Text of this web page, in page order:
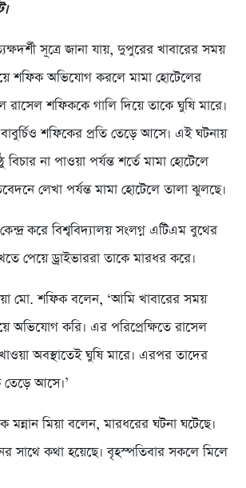
সূত্রে জানা যায়, দুপুরের খাবারের সময়
শফিক অভিযোগ করলে মামা হোটেলের
রাসেল শফিককে গালি দিয়ে তাকে ঘুষি মারে।
শফিকের প্রতি তেড়ে আসে। এই ঘটনায়
বিচার না পাওয়া পর্যন্ত শর্তে মামা হোটেলে
লেখা পর্যন্ত মামা হোটেলে তালা ঝুলছে।
করে বিশ্ববিদ্যালয় সংলগ্ন এটিএম বুথের
পেয়ে ড্রাইভাররা তাকে মারধর করে।
মো. শফিক বলেন, ‘আমি খাবারের সময়
অভিযোগ করি। এর পরিপ্রেক্ষিতে রাসেল
অবস্থাতেই ঘুষি মারে। এরপর তাদের
তেড়ে আসে।’
মন্নান মিয়া বলেন, মারধরের ঘটনা ঘটেছে।
সাথে কথা হয়েছে। বৃহস্পতিবার সকলে মিলে